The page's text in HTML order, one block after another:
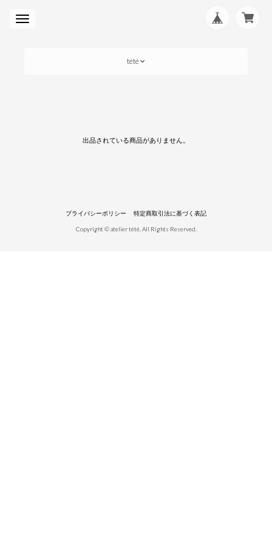
tété
出品されている商品がありません。
プライバシーポリシー 特定商取引法に基づく表記
Copyright © atelier tété. All Rights Reserved.